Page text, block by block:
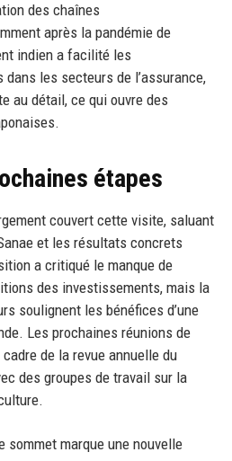
des chaînes
après la pandémie de
indien a facilité les
les secteurs de l’assurance,
au détail, ce qui ouvre des
étapes
couvert cette visite, saluant
et les résultats concrets
a critiqué le manque de
des investissements, mais la
soulignent les bénéfices d’une
Les prochaines réunions de
de la revue annuelle du
des groupes de travail sur la
sommet marque une nouvelle